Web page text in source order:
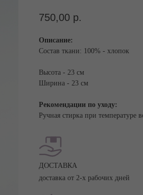
750,00 р.
Описание:
Состав ткани: 100% - хлопок
Высота - 23 см
Ширина - 23 см
Рекомендации по уходу:
Ручная стирка при температуре
ДОСТАВКА
доставка от 2-х рабочих дней